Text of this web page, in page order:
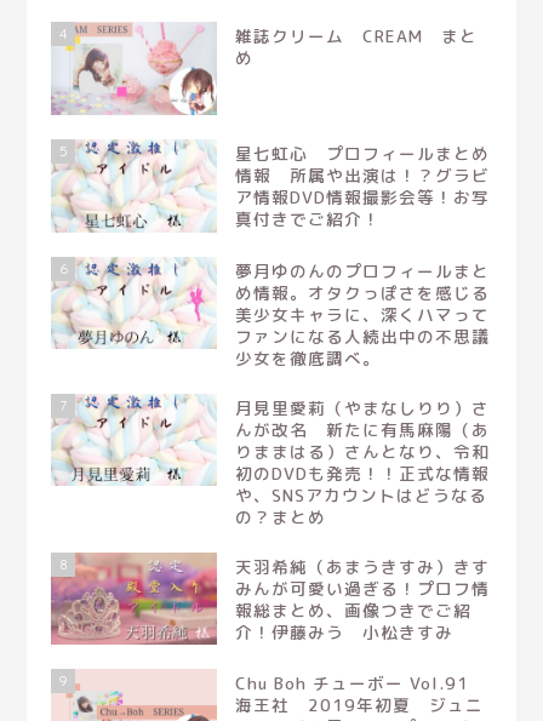
4
雑誌クリーム CREAM まと
め
5
星七虹心 プロフィールまとめ
情報 所属や出演は！？グラビ
ア情報DVD情報撮影会等！お写
真付きでご紹介！
6
夢月ゆのんのプロフィールまと
め情報。オタクっぽさを感じる
美少女キャラに、深くハマって
ファンになる人続出中の不思議
少女を徹底調べ。
7
月見里愛莉（やまなしりり）さ
んが改名 新たに有馬麻陽（あ
りままはる）さんとなり、令和
初のDVDも発売！！正式な情報
や、SNSアカウントはどうなる
の？まとめ
8
天羽希純（あまうきすみ）きす
みんが可愛い過ぎる！プロフ情
報総まとめ、画像つきでご紹
介！伊藤みう 小松きすみ
9
Chu Boh チューボー Vol.91
海王社 2019年初夏 ジュニ